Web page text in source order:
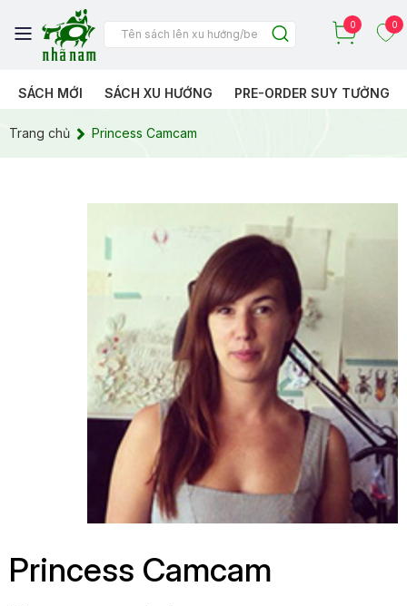
0 0
SÁCH MỚI SÁCH XU HƯỚNG PRE-ORDER SUY TƯỞNG
Trang chủ Princess Camcam
Princess Camcam